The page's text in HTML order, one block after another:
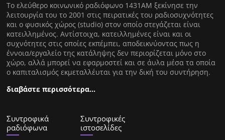
Tο ελεύθερο κοινωνικό ραδιόφωνο 1431AM ξεκίνησε την
λειτουργία του το 2001 στις πειρατικές του ραδιοσυχνότητες
και ο φυσικός χώρος (studio) στον οποίο στεγάζεται είναι
κατειλλημένος. Αντίστοιχα, κατειλλημένες είναι και οι
συχνότητες στις οποίες εκπέμπει, αποδεικνύοντας πως η
έννοια/εργαλείο της κατάληψης δεν περιορίζεται μόνο στο
χώρο, αλλά μπορεί να εφαρμοστεί και σε άυλα μέσα τα οποία
ο καπιταλισμός εκμεταλλέυται για την δική του συντήρηση.
διαβάστε περισσότερα…
Συντροφικά
ραδιόφωνα
Συντροφικές
ιστοσελίδες